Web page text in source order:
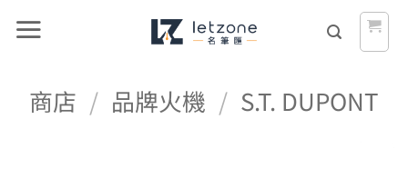
商店 / 品牌火機 / S.T. DUPONT